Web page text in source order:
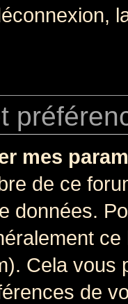
mes
de ce
données.
ce
Cela vous
de